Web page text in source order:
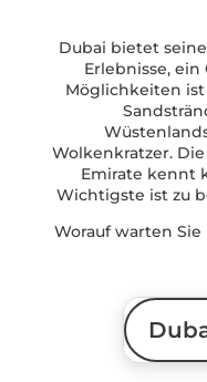
Dubai bietet
Erlebnisse,
Möglichkeiten ist
Wolkenkratzer.
Emirate kennt
Wichtigste ist zu
Worauf warten Sie